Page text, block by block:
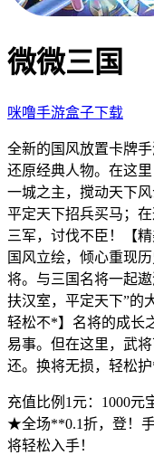
微微三国
咪噜手游盒子下载
全新的国风放置卡牌
还原经典人物。在这
一城之主，搅动天下
平定天下招兵买马；
三军，讨伐不臣！【
国风立绘，倾心重现
将。与三国名将一起
扶汉室，平定天下”的
轻松不*】名将的成长
易事。但在这里，武
还。换将无损，轻松
充值比例1元：1000元
★全场**0.1折，登！
将轻松入手！